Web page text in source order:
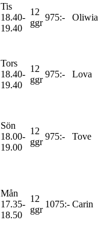
Tis
18.40-
19.40
12
ggr
975:- Oliwia
Tors
18.40-
19.40
12
ggr
975:- Lova
Sön
18.00-
19.00
12
ggr
975:- Tove
Mån
17.35-
18.50
12
ggr
1075:- Carin